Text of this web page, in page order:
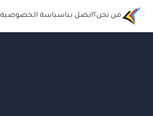
من نحن؟اتصل بناسياسة الخصوصية